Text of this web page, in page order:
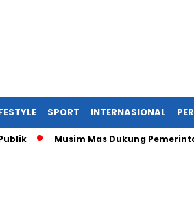
SPORT INTERNASIONAL
Musim Mas Dukung Pemerintah